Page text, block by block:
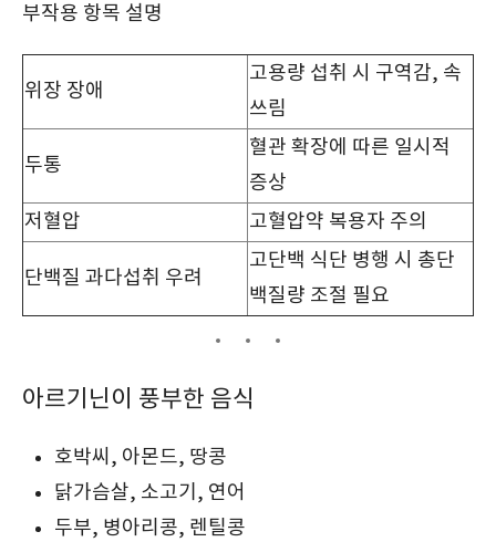
부작용 항목 설명
위장 장애
고용량 섭취 시 구역감, 속
쓰림
두통
혈관 확장에 따른 일시적
증상
저혈압
고혈압약 복용자 주의
단백질 과다섭취 우려
고단백 식단 병행 시 총단
백질량 조절 필요
아르기닌이 풍부한 음식
호박씨, 아몬드, 땅콩
닭가슴살, 소고기, 연어
두부, 병아리콩, 렌틸콩